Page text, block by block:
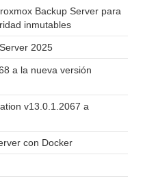
Backup Server para
inmutables
2025
a la nueva versión
v13.0.1.2067 a
con Docker